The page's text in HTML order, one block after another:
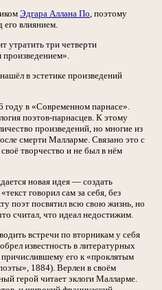
Эдгара Аллана По, поэтому
влиянием.
утратить три четверти
произведением».
в эстетике произведений
году в «Современном парнасе».
поэтов-парнасцев. К этому
произведений, но многие из
смерти Малларме. Связано это с
творчество и не был в нём
новая идея — создать
говорил сам за себя, без
поэт посвятил всю свою жизнь, но
считал, что идеал недостижим.
встречи по вторникам у себя
известность в литературных
причислившему его к «проклятым
1884). Верлен в своём
герой читает эклоги Малларме.